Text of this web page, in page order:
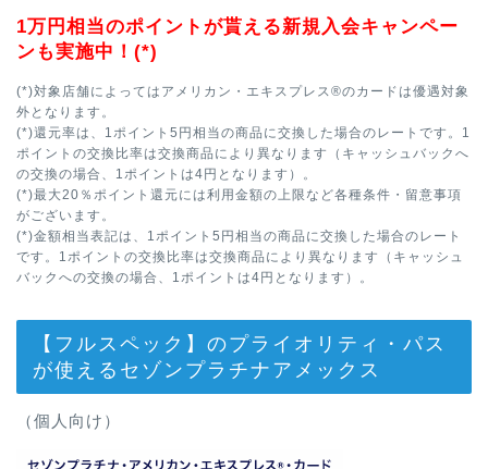
1万円相当のポイントが貰える新規入会キャンペー
ンも実施中！(*)
(*)対象店舗によってはアメリカン・エキスプレス®のカードは優遇対象
外となります。
(*)還元率は、1ポイント5円相当の商品に交換した場合のレートです。1
ポイントの交換比率は交換商品により異なります（キャッシュバックへ
の交換の場合、1ポイントは4円となります）。
(*)最大20％ポイント還元には利用金額の上限など各種条件・留意事項
がございます。
(*)金額相当表記は、1ポイント5円相当の商品に交換した場合のレート
です。1ポイントの交換比率は交換商品により異なります（キャッシュ
バックへの交換の場合、1ポイントは4円となります）。
【フルスペック】のプライオリティ・パス
が使えるセゾンプラチナアメックス
（個人向け）